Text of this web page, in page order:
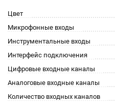
Цвет
Микрофонные входы
Инструментальные входы
Интерфейс подключения
Цифровые входные каналы
Аналоговые входные каналы
Количество входных каналов